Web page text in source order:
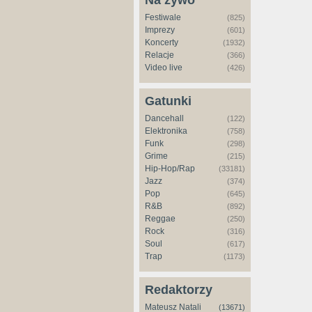
Festiwale (825)
Imprezy (601)
Koncerty (1932)
Relacje (366)
Video live (426)
Gatunki
Dancehall (122)
Elektronika (758)
Funk (298)
Grime (215)
Hip-Hop/Rap (33181)
Jazz (374)
Pop (645)
R&B (892)
Reggae (250)
Rock (316)
Soul (617)
Trap (1173)
Redaktorzy
Mateusz Natali (13671)